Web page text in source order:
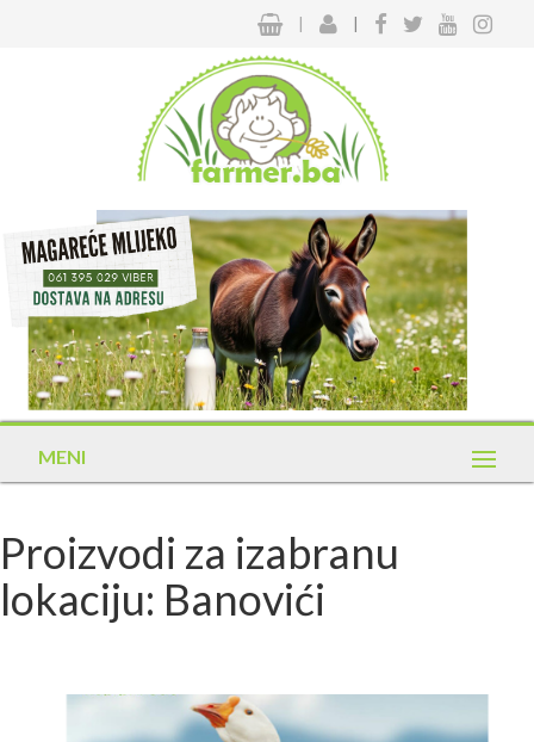
| |
MENI
Proizvodi za izabranu
lokaciju: Banovići